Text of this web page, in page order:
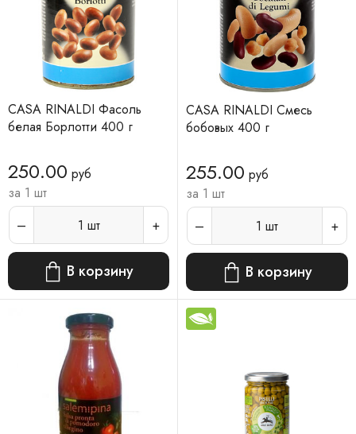
CASA RINALDI Фасоль
белая Борлотти 400 г
250.00 руб
за 1 шт
1 шт
В корзину
CASA RINALDI Смесь
бобовых 400 г
255.00 руб
за 1 шт
1 шт
В корзину